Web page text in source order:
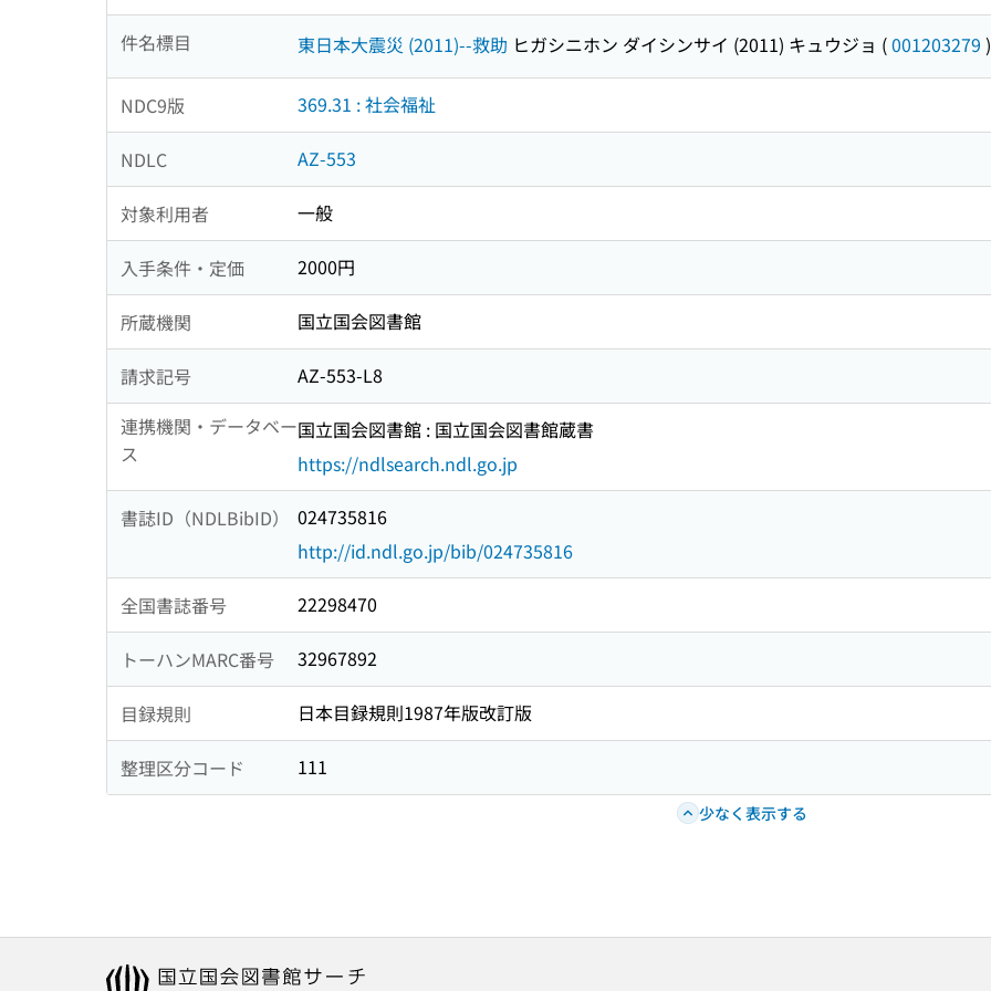
件名標目 東日本大震災 (2011)--救助 ヒガシニホン ダイシンサイ (2011) キュウジョ (001203279 )
NDC9版 369.31 : 社会福祉
NDLC AZ-553
対象利用者 一般
入手条件・定価 2000円
所蔵機関 国立国会図書館
請求記号
AZ-553-L8
連携機関・データベー
ス
国立国会図書館 : 国立国会図書館蔵書
https://ndlsearch.ndl.go.jp
書誌ID（NDLBibID）
024735816
http://id.ndl.go.jp/bib/024735816
全国書誌番号 22298470
トーハンMARC番号 32967892
目録規則 日本目録規則1987年版改訂版
整理区分コード 111
少なく表示する